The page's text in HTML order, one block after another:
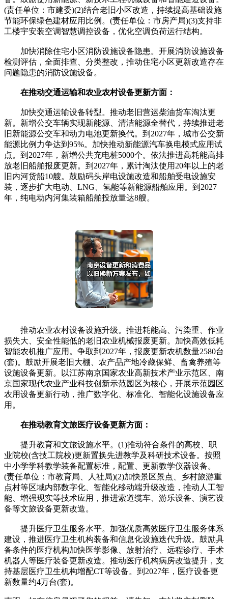
(责任单位：市建委)(2)结合老旧小区改造，持续提高基础设施
节能环保绿色建材应用比例。(责任单位：市房产局)(3)支持非
工楼宇安装空调智慧调控设备，优化空调负荷运行结构。
加快消除住宅小区消防设施设备隐患。开展消防设施设备
检测评估，全面排查、分类整改，推动住宅小区更新改造存在
问题隐患的消防设施设备。
在推动交通运输和农业农村设备更新方面：
加快交通运输设备转型。推动老旧营运柴油货车淘汰更
新。新增公交车辆实现新能源、清洁能源全替代，持续推进老
旧新能源公交车和动力电池更新换代。到2027年，城市公交新
能源比例力争达到95%。加快推动新能源汽车换电模式应用试
点。到2027年，新增公共充电桩5000个。依法推进高耗能高排
放老旧船舶报废更新。到2027年，累计淘汰使用20年以上的老
旧内河货船10艘。鼓励码头岸电设施改造和船舶受电设施安
装，逐步扩大电动、LNG、氢能等新能源船舶应用。到2027
年，纯电动内河集装箱船舶投放量达8艘。
推动农业农村设备设施升级。推进耗能高、污染重、作业
损失大、安全性能低的老旧农业机械报废更新。加快高效低耗
智能农机推广应用。争取到2027年，报废更新农机数量2580台
(套)。鼓励开展老旧大棚、农产品产地冷藏保鲜、畜禽养殖等
设施设备更新。以江苏南京国家农业高新技术产业示范区、南
京国家现代农业产业科技创新示范园区为核心，开展示范园区
农用设备更新行动，推广数字化、标准化、智能化设施设备应
用。
在推动教育文旅医疗设备更新方面：
提升教育和文旅设施水平。(1)推动符合条件的高校、职
业院校(含技工院校)更新置换先进教学及科研技术设备。按照
中小学学科教学装备配置标准，配置、更新教学仪器设备。
(责任单位：市教育局、人社局)(2)加快景区景点、乡村旅游重
点村等区域内部数字化、智能化移动端升级改造，推动人工智
能、增强现实等技术应用，推进索道缆车、游乐设备、演艺设
备等文旅设备更新改造。
提升医疗卫生服务水平。加强优质高效医疗卫生服务体系
建设，推进医疗卫生机构装备和信息化设施迭代升级。鼓励具
备条件的医疗机构加快医学影像、放射治疗、远程诊疗、手术
机器人等医疗装备更新改造。推动医疗机构病房改造提升，支
持基层医疗卫生机构增配CT等设备。到2027年，医疗设备更
新数量约4万台(套)。